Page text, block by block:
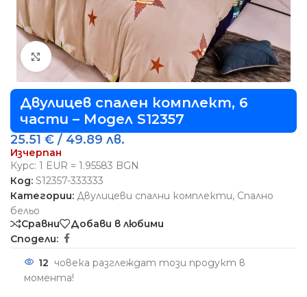
Виж повече
Двулицев спален комплект, 6
части – Модел S12357
25.51 € / 49.89 лв.
Изчерпан
Курс: 1 EUR = 1.95583 BGN
Код: S12357-333333
Категории: Двулицеви спални комплекти, Спално
бельо
Сравни
Добави в любими
Сподели:
12 човека разглеждат този продукт в
момента!